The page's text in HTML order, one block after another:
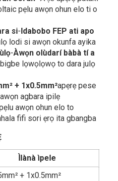
pẹlu awọn ohun elo ti o
si-Idabobo FEP ati apo
lodi si awọn okunfa ayika
-Àwọn olùdarí bàbà tí a
lọwọlọwọ to dara julọ
+ 1x0.5mm²apẹrẹ pese
agbara ipilẹ
awọn ohun elo to
fifi sori ẹrọ ita gbangba
Ìlànà ìpele
+ 1x0.5mm²